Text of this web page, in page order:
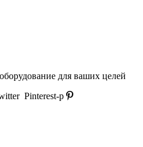
для ваших целей
Pinterest-p